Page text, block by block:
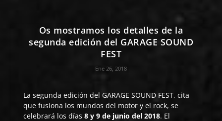
Os mostramos los detalles de la
segunda edición del GARAGE SOUND
FEST
Ene 26, 2018
La segunda edición del GARAGE SOUND FEST, cita
que fusiona los mundos del motor y el rock, se
celebrará los días 8 y 9 de junio del 2018. El